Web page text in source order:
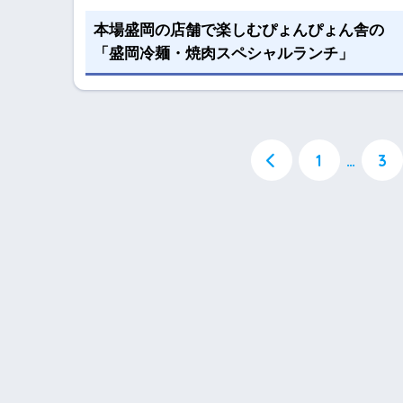
本場盛岡の店舗で楽しむぴょんぴょん舎の
「盛岡冷麺・焼肉スペシャルランチ」
1 … 3